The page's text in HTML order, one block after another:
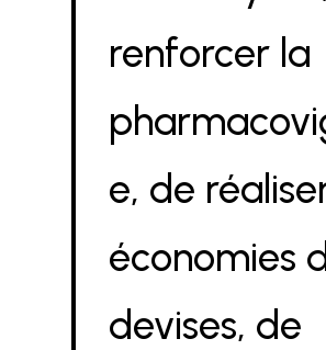
renforcer la
e, de
économies
devises, de